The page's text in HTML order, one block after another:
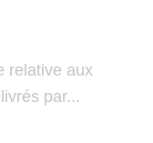
relative aux
par...